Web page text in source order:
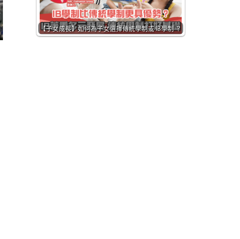
【子女成長】如何為子女選擇傳統學制或 IB學制 ？